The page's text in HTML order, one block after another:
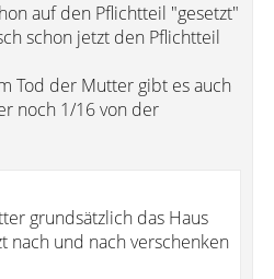
auf den Pflichtteil "gesetzt"
schon jetzt den Pflichtteil
Tod der Mutter gibt es auch
noch 1/16 von der
grundsätzlich das Haus
nach und nach verschenken